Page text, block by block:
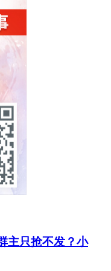
主只抢不发？小